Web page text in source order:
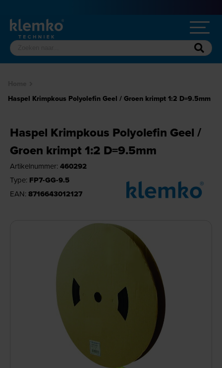
Haspel Krimpkous Polyolefin Geel / Groen krimpt 1:2 D=9.5mm
Haspel Krimpkous Polyolefin Geel /
Groen krimpt 1:2 D=9.5mm
Artikelnummer: 460292
Type: FP7-GG-9.5
EAN: 8716643012127